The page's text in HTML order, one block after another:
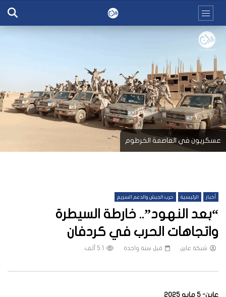
عسكريون في العاصمة الخرطوم
أخبار الرئيسية حرب الجيش والدعم السريع
“بعد النهود”.. خارطة السيطرة
واتجاهات الحرب في كردفان
شبكة عاين قبل سنة واحدة 5.1 ألف
عاين- 5 مايو 2025